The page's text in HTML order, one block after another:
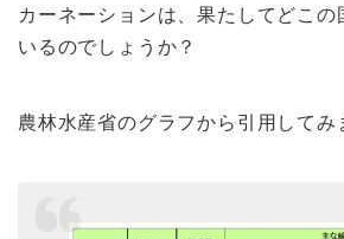
カーネーションは、果たしてどこの
いるのでしょうか？
農林水産省のグラフから引用してみ